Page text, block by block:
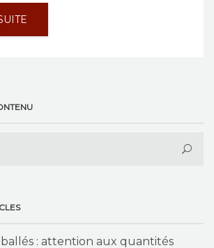
: attention aux quantités